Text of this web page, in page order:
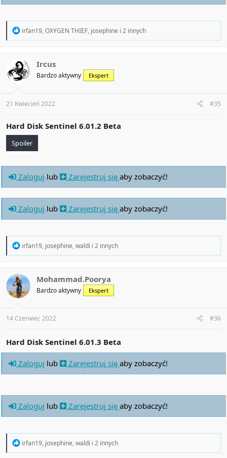
R
t
i
o
s
:
irfan19,OXYGEN THIEF, josephine i 2 innych
Ircus
Bardzo aktywny Ekspert
21 Kwiecień 2022 #35
Hard Disk Sentinel 6.01.2 Beta
Spoiler
Zaloguj lub Zarejestruj się aby zobaczyć!
Zaloguj lub Zarejestruj się aby zobaczyć!
R
t
i
o
s
:
irfan19, josephine,waldi i 2 innych
Mohammad.Poorya
Bardzo aktywny Ekspert
14 Czerwiec 2022 #36
Hard Disk Sentinel 6.01.3 Beta
Zaloguj lub Zarejestruj się aby zobaczyć!
Zaloguj lub Zarejestruj się aby zobaczyć!
R
irfan19, josephine,waldi i 2 innych